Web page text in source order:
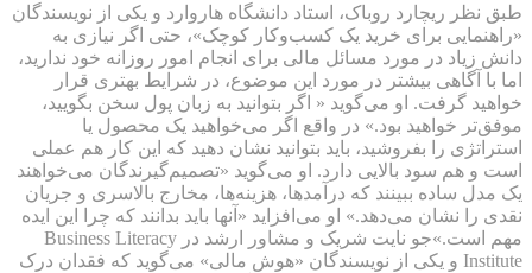
طبق نظر ریچارد روباک، استاد دانشگاه هاروارد و یکی از نویسندگان
«راهنمایی برای خرید یک کسب‌و‌کار کوچک»، حتی اگر نیازی به
دانش زیاد در مورد مسائل مالی برای انجام امور روزانه خود ندارید،
اما با آگاهی بیشتر در مورد این موضوع، در شرایط بهتری قرار
خواهید گرفت. او می‌گوید « اگر بتوانید به زبان پول سخن بگویید،
موفق‌تر خواهید بود.» در واقع اگر می‌خواهید یک محصول یا
استراتژی را بفروشید، باید بتوانید نشان دهید که این کار هم عملی
است و هم سود بالایی دارد. او می‌گوید «تصمیم‌گیرندگان می‌خواهند
یک مدل ساده ببینند که درآمدها، هزینه‌ها، مخارج بالاسری و جریان
نقدی را نشان می‌دهد.» او می‌افزاید «آنها باید بدانند که چرا این ایده
مهم است.»جو نایت شریک و مشاور ارشد در Business Literacy
Institute و یکی از نویسندگان «هوش مالی» می‌گوید که فقدان درک